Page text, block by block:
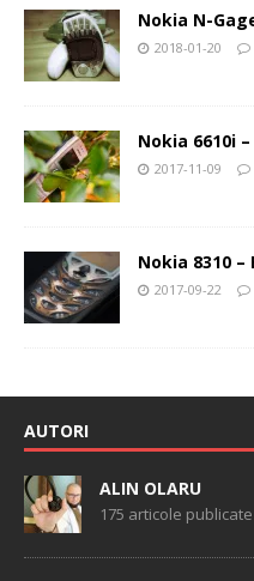
Nokia N-
2018-01-20
Nokia 6610i
2017-11-09
Nokia 8310
2017-09-22
AUTORI
ALIN OLARU
175 articole publicate